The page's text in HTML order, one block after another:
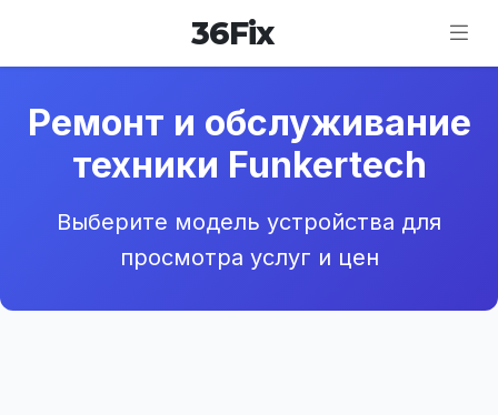
36Fix
Ремонт и обслуживание
техники Funkertech
Выберите модель устройства для
просмотра услуг и цен